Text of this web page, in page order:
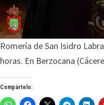
Romería de San Isidro
horas. En Berzocana
Compártelo: